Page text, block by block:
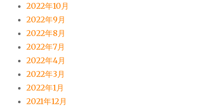
2022年10月
2022年9月
2022年8月
2022年7月
2022年4月
2022年3月
2022年1月
2021年12月